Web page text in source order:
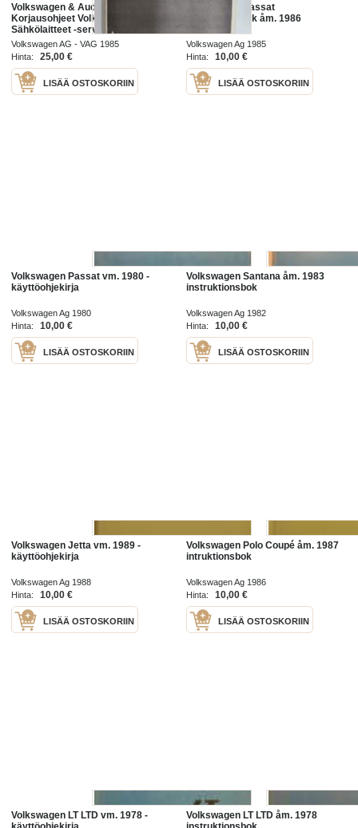
Volkswagen & Audi Service -
Korjausohjeet Volkswagen Passat
Sähkölaitteet -service booklet
Volkswagen AG - VAG 1985
Hinta:
25,00 €
LISÄÄ OSTOSKORIIN
Volkswagen Passat
instruktionsbok åm. 1986
Volkswagen Ag 1985
Hinta:
10,00 €
LISÄÄ OSTOSKORIIN
Volkswagen Passat vm. 1980 -
käyttöohjekirja
Volkswagen Ag 1980
Hinta:
10,00 €
LISÄÄ OSTOSKORIIN
Volkswagen Santana åm. 1983
instruktionsbok
Volkswagen Ag 1982
Hinta:
10,00 €
LISÄÄ OSTOSKORIIN
Volkswagen Jetta vm. 1989 -
käyttöohjekirja
Volkswagen Ag 1988
Hinta:
10,00 €
LISÄÄ OSTOSKORIIN
Volkswagen Polo Coupé åm. 1987
intruktionsbok
Volkswagen Ag 1986
Hinta:
10,00 €
LISÄÄ OSTOSKORIIN
Volkswagen LT LTD vm. 1978 -
Volkswagen LT LTD åm. 1978